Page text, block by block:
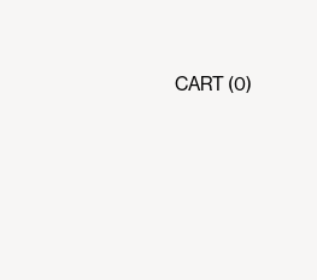
CART (0)